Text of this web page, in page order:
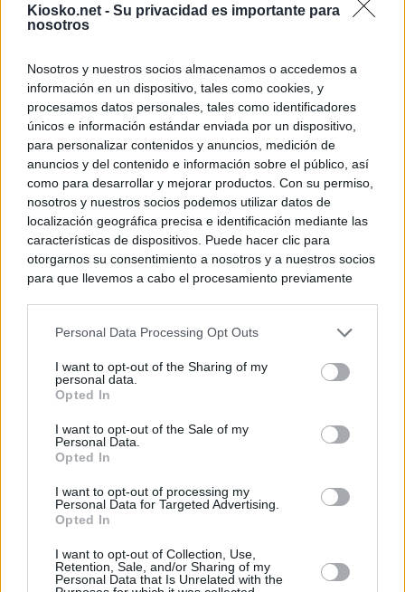
Kiosko.net - Su privacidad es importante para
nosotros
Nosotros y nuestros socios almacenamos o accedemos a
información en un dispositivo, tales como cookies, y
procesamos datos personales, tales como identificadores
únicos e información estándar enviada por un dispositivo,
para personalizar contenidos y anuncios, medición de
anuncios y del contenido e información sobre el público, así
como para desarrollar y mejorar productos. Con su permiso,
nosotros y nuestros socios podemos utilizar datos de
localización geográfica precisa e identificación mediante las
características de dispositivos. Puede hacer clic para
otorgarnos su consentimiento a nosotros y a nuestros socios
para que llevemos a cabo el procesamiento previamente
negar su consentimiento. Tenga en cuenta que algún
de su consentimiento, pero usted tiene el derecho de
rechazar tal procesamiento. Sus preferencias se aplicarán
cualquier momento entrando de nuevo en este sitio web o
visitando nuestra política de privacidad.
Personal Data Processing Opt Outs
I want to opt-out of the Sharing of my
personal data.
Opted In
I want to opt-out of the Sale of my
Personal Data.
Opted In
I want to opt-out of processing my
Personal Data for Targeted Advertising.
Opted In
I want to opt-out of Collection, Use,
Retention, Sale, and/or Sharing of my
Personal Data that Is Unrelated with the